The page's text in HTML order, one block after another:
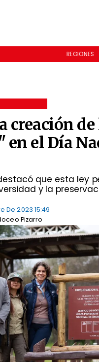
REGIONES
creación
en el Día
que esta ley
y la
De 2023 15:49
Pizarro